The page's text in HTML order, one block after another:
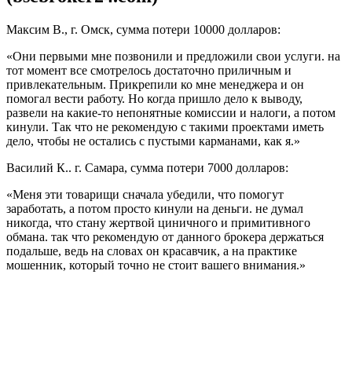
Максим В., г. Омск, сумма потери 10000 долларов:
«Они первыми мне позвонили и предложили свои услуги. на
тот момент все смотрелось достаточно приличным и
привлекательным. Прикрепили ко мне менеджера и он
помогал вести работу. Но когда пришло дело к выводу,
развели на какие-то непонятные комиссии и налоги, а потом
кинули. Так что не рекомендую с такими проектами иметь
дело, чтобы не остались с пустыми карманами, как я.»
Василий К.. г. Самара, сумма потери 7000 долларов:
«Меня эти товарищи сначала убедили, что помогут
заработать, а потом просто кинули на деньги. не думал
никогда, что стану жертвой циничного и примитивного
обмана. так что рекомендую от данного брокера держаться
подальше, ведь на словах он красавчик, а на практике
мошенник, который точно не стоит вашего внимания.»